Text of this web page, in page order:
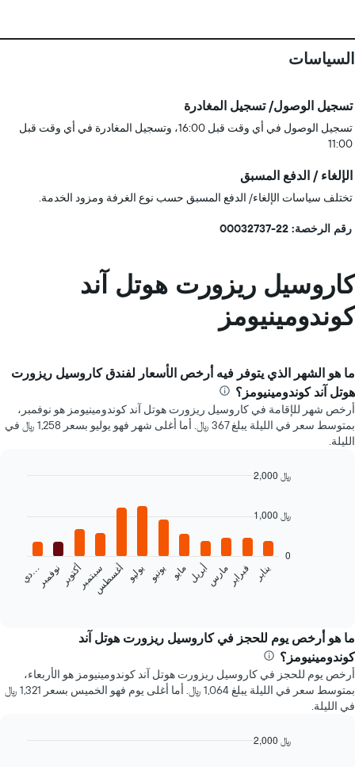
السياسات
تسجيل الوصول/ تسجيل المغادرة
تسجيل الوصول في أي وقت قبل 16:00، وتسجيل المغادرة في أي وقت قبل
11:00
الإلغاء / الدفع المسبق
تختلف سياسات الإلغاء/ الدفع المسبق حسب نوع الغرفة ومزود الخدمة.
رقم الرخصة: 22-00032737
كاروسيل ريزورت هوتل آند
كوندومينيومز
ما هو الشهر الذي يتوفر فيه أرخص الأسعار لفندق كاروسيل ريزورت
هوتل آند كوندومينيومز؟
أرخص شهر للإقامة في كاروسيل ريزورت هوتل آند كوندومينيومز هو نوفمبر،
بمتوسط سعر في الليلة يبلغ 367 ﷼. أما أغلى شهر فهو يوليو بسعر 1,258 ﷼ في
الليلة.
سعر
غرفة
كل
شهر
يتضمن
المخطط
يناير فبرايرمارسأبريلمايو يونيويوليوأغسطسسبتمبرأكتوبرنوفمبرد
ي…
0
1,000 ﷼
2,000 ﷼
ما هو أرخص يوم للحجز في كاروسيل ريزورت هوتل آند
كوندومينيومز؟
أرخص يوم للحجز في كاروسيل ريزورت هوتل آند كوندومينيومز هو الأربعاء،
بمتوسط سعر في الليلة يبلغ 1,064 ﷼. أما أغلى يوم فهو الخميس بسعر 1,321 ﷼
في الليلة.
2,000 ﷼